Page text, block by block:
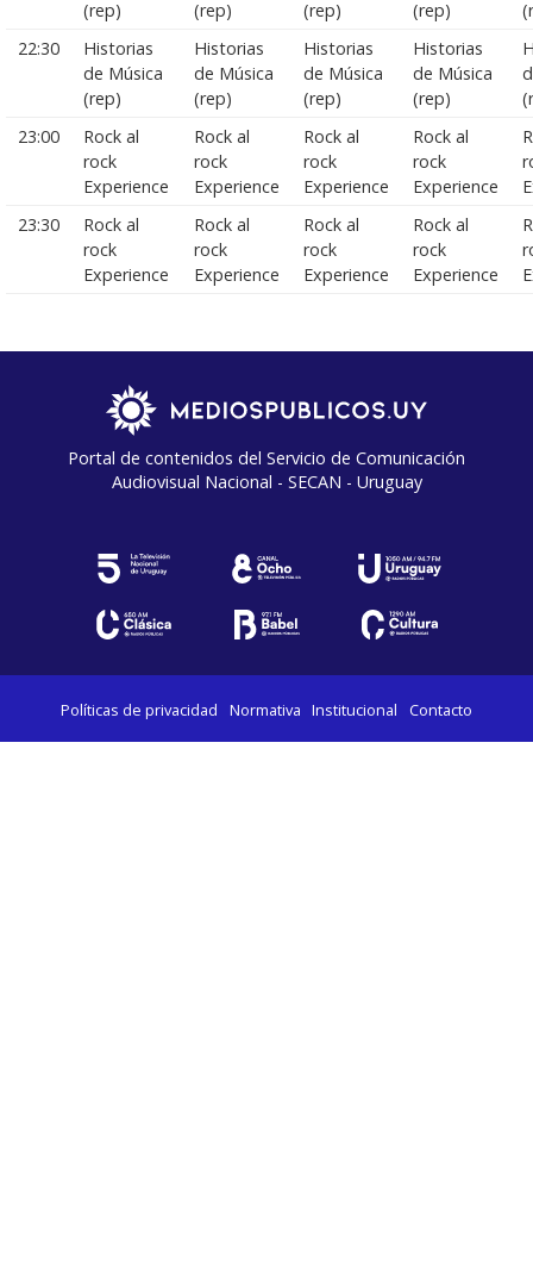
(rep) (rep) (rep) (rep)
22:30
Historias
de Música
(rep)
Historias
de Música
(rep)
Historias
de Música
(rep)
Historias
de Música
(rep)
23:00
Rock al
rock
Experience
Rock al
rock
Experience
Rock al
rock
Experience
Rock al
rock
Experience
23:30
Rock al
rock
Experience
Rock al
rock
Experience
Rock al
rock
Experience
Rock al
rock
Experience
Portal de contenidos del Servicio de Comunicación
Audiovisual Nacional - SECAN - Uruguay
Políticas de privacidad Normativa Institucional Contacto